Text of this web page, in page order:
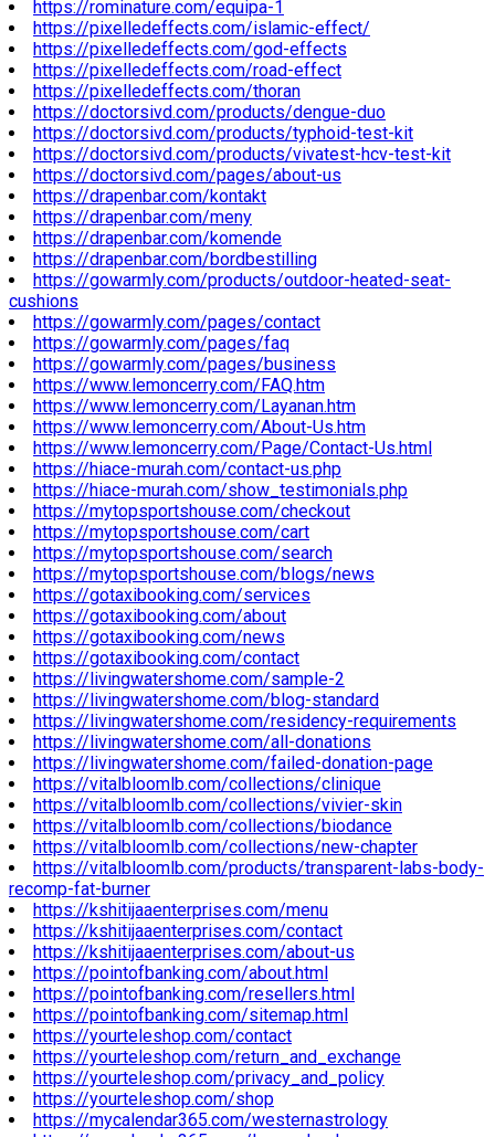
https://rominature.com/equipa-1
https://pixelledeffects.com/islamic-effect/
https://pixelledeffects.com/god-effects
https://pixelledeffects.com/road-effect
https://pixelledeffects.com/thoran
https://doctorsivd.com/products/dengue-duo
https://doctorsivd.com/products/typhoid-test-kit
https://doctorsivd.com/products/vivatest-hcv-test-kit
https://doctorsivd.com/pages/about-us
https://drapenbar.com/kontakt
https://drapenbar.com/meny
https://drapenbar.com/komende
https://drapenbar.com/bordbestilling
https://gowarmly.com/products/outdoor-heated-seat-
cushions
https://gowarmly.com/pages/contact
https://gowarmly.com/pages/faq
https://gowarmly.com/pages/business
https://www.lemoncerry.com/FAQ.htm
https://www.lemoncerry.com/Layanan.htm
https://www.lemoncerry.com/About-Us.htm
https://www.lemoncerry.com/Page/Contact-Us.html
https://hiace-murah.com/contact-us.php
https://hiace-murah.com/show_testimonials.php
https://mytopsportshouse.com/checkout
https://mytopsportshouse.com/cart
https://mytopsportshouse.com/search
https://mytopsportshouse.com/blogs/news
https://gotaxibooking.com/services
https://gotaxibooking.com/about
https://gotaxibooking.com/news
https://gotaxibooking.com/contact
https://livingwatershome.com/sample-2
https://livingwatershome.com/blog-standard
https://livingwatershome.com/residency-requirements
https://livingwatershome.com/all-donations
https://livingwatershome.com/failed-donation-page
https://vitalbloomlb.com/collections/clinique
https://vitalbloomlb.com/collections/vivier-skin
https://vitalbloomlb.com/collections/biodance
https://vitalbloomlb.com/collections/new-chapter
https://vitalbloomlb.com/products/transparent-labs-body-
recomp-fat-burner
https://kshitijaaenterprises.com/menu
https://kshitijaaenterprises.com/contact
https://kshitijaaenterprises.com/about-us
https://pointofbanking.com/about.html
https://pointofbanking.com/resellers.html
https://pointofbanking.com/sitemap.html
https://yourteleshop.com/contact
https://yourteleshop.com/return_and_exchange
https://yourteleshop.com/privacy_and_policy
https://yourteleshop.com/shop
https://mycalendar365.com/westernastrology